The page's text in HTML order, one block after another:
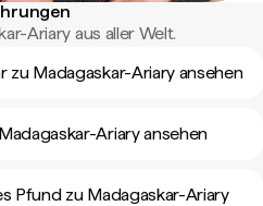
Ariary aus aller Welt.
zu Madagaskar-Ariary ansehen
Ariary ansehen
Pfund zu Madagaskar-Ariary